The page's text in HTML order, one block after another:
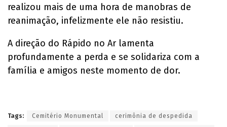
realizou mais de uma hora de manobras de
reanimação, infelizmente ele não resistiu.
A direção do Rápido no Ar lamenta
profundamente a perda e se solidariza com a
família e amigos neste momento de dor.
Tags: Cemitério Monumental cerimônia de despedida